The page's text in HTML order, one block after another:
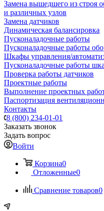
Замена вышедшего из строя
и различных узлов
Замена датчиков
Динамическая балансировка
Пусконаладочные работы
Пусконаладочные работы
Шкафы управления/
Пусконаладочные работы
Проверка работы датчиков
Проектные работы
Выполнение проектных
Паспортизация
Контакты
8 (800) 234-01-01
Заказать звонок
Задать вопрос
Войти
Корзина0
Отложенные0
Сравнение товаров0